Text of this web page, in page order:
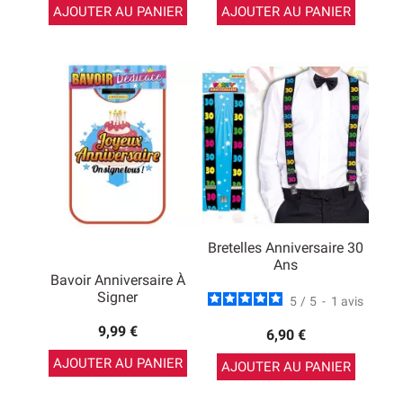
AJOUTER AU PANIER AJOUTER AU PANIER
Bavoir Anniversaire À
Signer
9,99 €
AJOUTER AU PANIER
Bretelles Anniversaire 30
Ans
5 / 5 - 1 avis
6,90 €
AJOUTER AU PANIER